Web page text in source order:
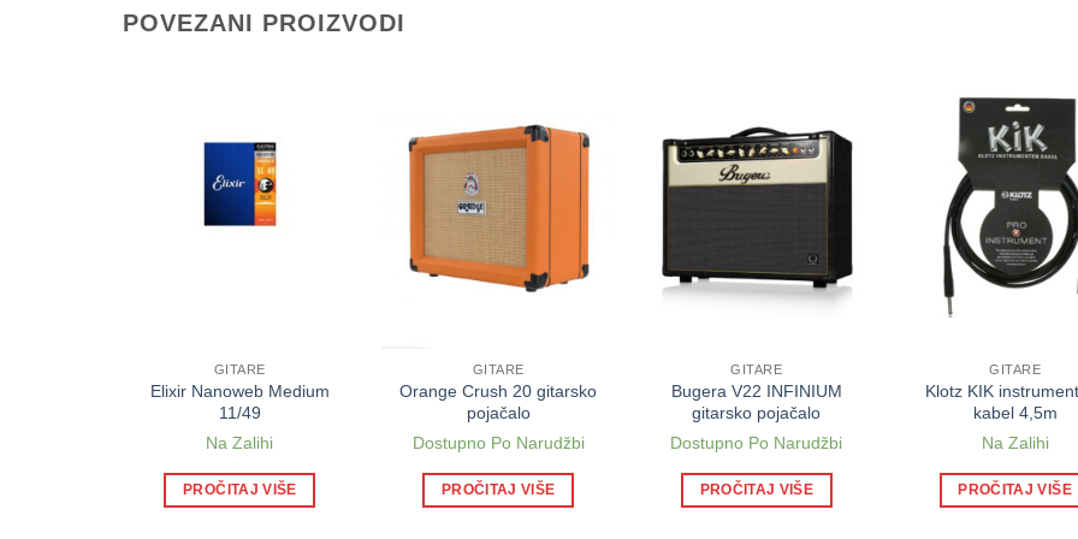
POVEZANI PROIZVODI
GITARE
Elixir Nanoweb Medium
11/49
Na Zalihi
PROČITAJ VIŠE
GITARE
Orange Crush 20 gitarsko
pojačalo
Dostupno Po Narudžbi
PROČITAJ VIŠE
GITARE
Bugera V22 INFINIUM
gitarsko pojačalo
Dostupno Po Narudžbi
PROČITAJ VIŠE
GITARE
Klotz KIK
kabel 4,5m
Na Zalihi
PROČITAJ VIŠE